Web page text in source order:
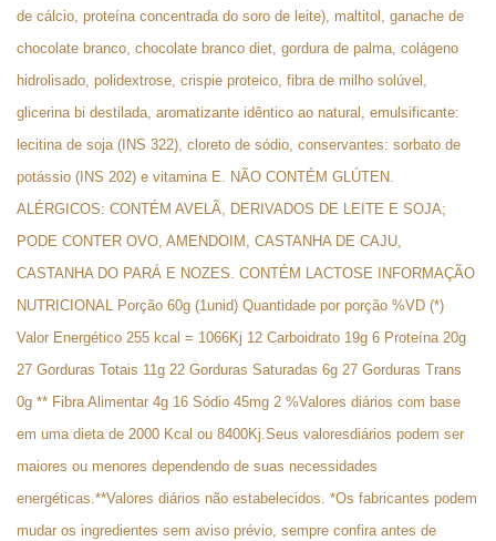
de cálcio, proteína concentrada do soro de leite), maltitol, ganache de
chocolate branco, chocolate branco diet, gordura de palma, colágeno
hidrolisado, polidextrose, crispie proteico, fibra de milho solúvel,
glicerina bi destilada, aromatizante idêntico ao natural, emulsificante:
lecitina de soja (INS 322), cloreto de sódio, conservantes: sorbato de
potássio (INS 202) e vitamina E. NÃO CONTÉM GLÚTEN.
ALÉRGICOS: CONTÉM AVELÃ, DERIVADOS DE LEITE E SOJA;
PODE CONTER OVO, AMENDOIM, CASTANHA DE CAJU,
CASTANHA DO PARÁ E NOZES. CONTÉM LACTOSE INFORMAÇÃO
NUTRICIONAL Porção 60g (1unid) Quantidade por porção %VD (*)
Valor Energético 255 kcal = 1066Kj 12 Carboidrato 19g 6 Proteína 20g
27 Gorduras Totais 11g 22 Gorduras Saturadas 6g 27 Gorduras Trans
0g ** Fibra Alimentar 4g 16 Sódio 45mg 2 %Valores diários com base
em uma dieta de 2000 Kcal ou 8400Kj.Seus valoresdiários podem ser
maiores ou menores dependendo de suas necessidades
energéticas.**Valores diários não estabelecidos. *Os fabricantes podem
mudar os ingredientes sem aviso prévio, sempre confira antes de